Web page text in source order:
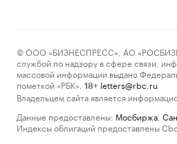
© ООО «БИЗНЕСПРЕСС», АО
службой по надзору в сфере связи,
массовой информации выдано
пометкой «РБК».
18+ letters@rbc.ru
Владельцем сайта является
Данные предоставлены: Мосбиржа
Индексы облигаций предоставлены